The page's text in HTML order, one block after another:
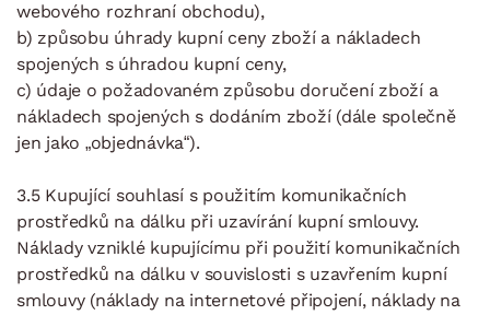
webového rozhraní obchodu),
b) způsobu úhrady kupní ceny zboží a nákladech
spojených s úhradou kupní ceny,
c) údaje o požadovaném způsobu doručení zboží a
nákladech spojených s dodáním zboží (dále společně
jen jako „objednávka“).
3.5 Kupující souhlasí s použitím komunikačních
prostředků na dálku při uzavírání kupní smlouvy.
Náklady vzniklé kupujícímu při použití komunikačních
prostředků na dálku v souvislosti s uzavřením kupní
smlouvy (náklady na internetové připojení, náklady na